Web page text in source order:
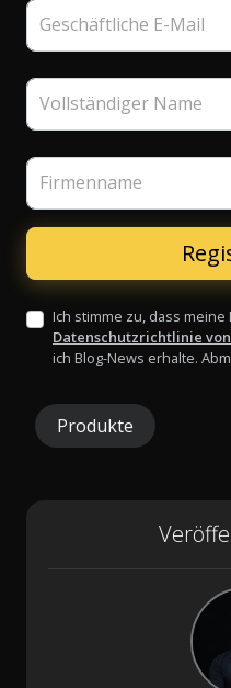
Geschäftliche E-Mail
Vollständiger Name
Firmenname
Ich stimme zu, dass
Datenschutzrichtlinie
ich Blog-News erhalte.
Produkte